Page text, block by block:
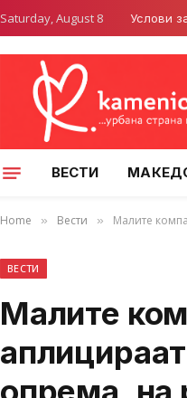
Saturday, August 8 Услови
ВЕСТИ
Home » Вести » Малите
ВЕСТИ
Малите